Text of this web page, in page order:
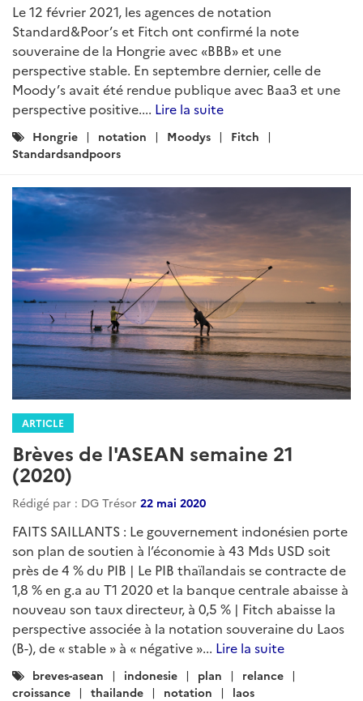
Le 12 février 2021, les agences de notation
Standard&Poor’s et Fitch ont confirmé la note
souveraine de la Hongrie avec «BBB» et une
perspective stable. En septembre dernier, celle de
Moody’s avait été rendue publique avec Baa3 et une
perspective positive.... Lire la suite
Catégories
:
Hongrie notation Moodys
Fitch
Standardsandpoors
ARTICLE
Brèves de l'ASEAN semaine 21
(2020)
Rédigé par : DG Trésor 22 mai 2020
FAITS SAILLANTS : Le gouvernement indonésien porte
son plan de soutien à l’économie à 43 Mds USD soit
près de 4 % du PIB | Le PIB thaïlandais se contracte de
1,8 % en g.a au T1 2020 et la banque centrale abaisse à
nouveau son taux directeur, à 0,5 % | Fitch abaisse la
perspective associée à la notation souveraine du Laos
(B-), de « stable » à « négative »... Lire la suite
Catégories
:
breves-asean indonesie plan
relance
croissance
thailande notation laos